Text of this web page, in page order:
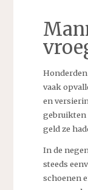
vaak
en
gebruikten
geld ze
In de
steeds
schoenen